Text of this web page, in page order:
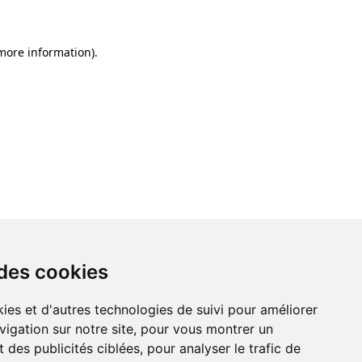
cookies
et d'autres technologies de suivi pour améliorer
sur notre site, pour vous montrer un
des publicités ciblées, pour analyser le trafic de
information).